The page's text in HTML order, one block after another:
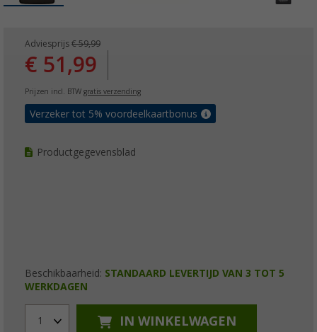
Adviesprijs € 59,99
€ 51,99
Prijzen incl. BTW gratis verzending
Verzeker tot 5% voordeelkaartbonus
Productgegevensblad
Beschikbaarheid: STANDAARD LEVERTIJD VAN 3 TOT 5
WERKDAGEN
1 IN WINKELWAGEN